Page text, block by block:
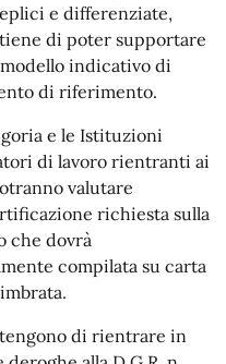
e differenziate,
di poter supportare
indicativo di
di riferimento.
e le Istituzioni
di lavoro rientranti ai
valutare
richiesta sulla
che dovrà
compilata su carta
di rientrare in